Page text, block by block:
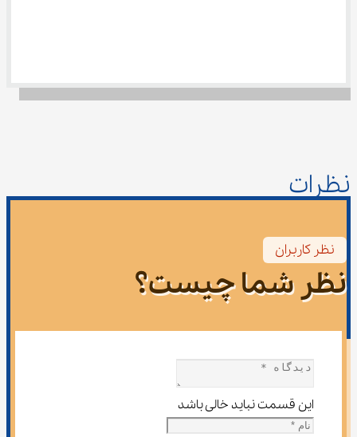
نظرات
نظر کاربران
نظر شما چیست؟
این قسمت نباید خالی باشد